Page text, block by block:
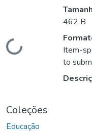
Carregando...
462 B
Item-
to
Coleções
Educação